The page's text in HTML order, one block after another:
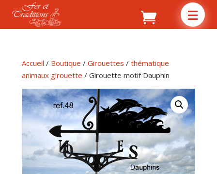
Accueil / Boutique / Girouettes / thématique
animaux girouette / Girouette motif Dauphin